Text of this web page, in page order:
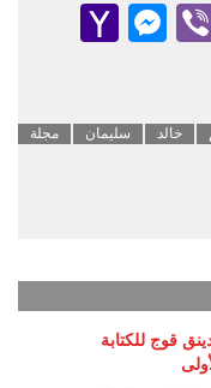
Email
Viber
خالد سليمان مجلة
قوج للكتابة